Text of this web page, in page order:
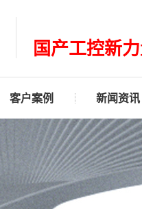
国产工控新
客户案例 新闻资讯